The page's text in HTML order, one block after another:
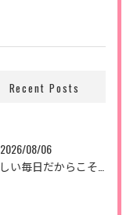
Recent Posts
2026/08/06